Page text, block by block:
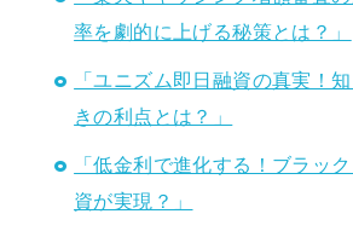
率を劇的に上げる秘策とは？」
「ユニズム即日融資の真実！
きの利点とは？」
「低金利で進化する！ブラッ
資が実現？」